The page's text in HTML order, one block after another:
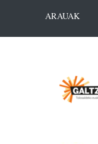
ARAUAK